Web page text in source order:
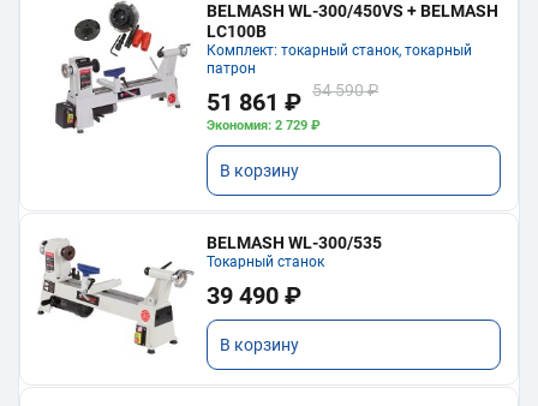
BELMASH WL-300/450VS + BELMASH
LC100B
Комплект: токарный станок, токарный
патрон
51 861 ₽ 54 590 ₽
Экономия: 2 729 ₽
В корзину
BELMASH WL-300/535
Токарный станок
39 490 ₽
В корзину